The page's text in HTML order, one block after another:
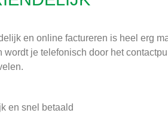
en online factureren is heel erg
wordt je telefonisch door het
en snel betaald